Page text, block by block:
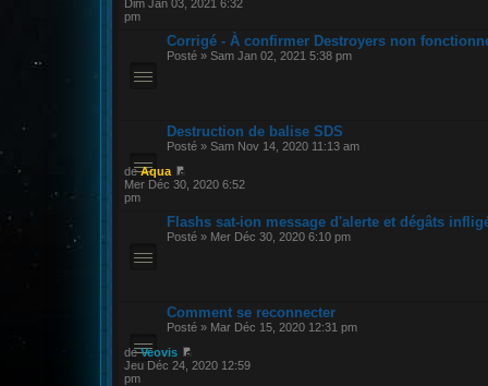
Dim Jan 03, 2021 6:32
pm
Corrigé - À confirmer Destroyers non
Posté » Sam Jan 02, 2021 5:38 pm
Destruction de balise SDS
Posté » Sam Nov 14, 2020 11:13 am
deAqua
Mer Déc 30, 2020 6:52
pm
Flashs sat-ion message d'alerte et dégâts
Posté » Mer Déc 30, 2020 6:10 pm
Comment se reconnecter
Posté » Mar Déc 15, 2020 12:31 pm
deVeovis
Jeu Déc 24, 2020 12:59
pm